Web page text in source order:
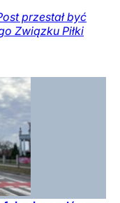
przestał być
Związku Piłki